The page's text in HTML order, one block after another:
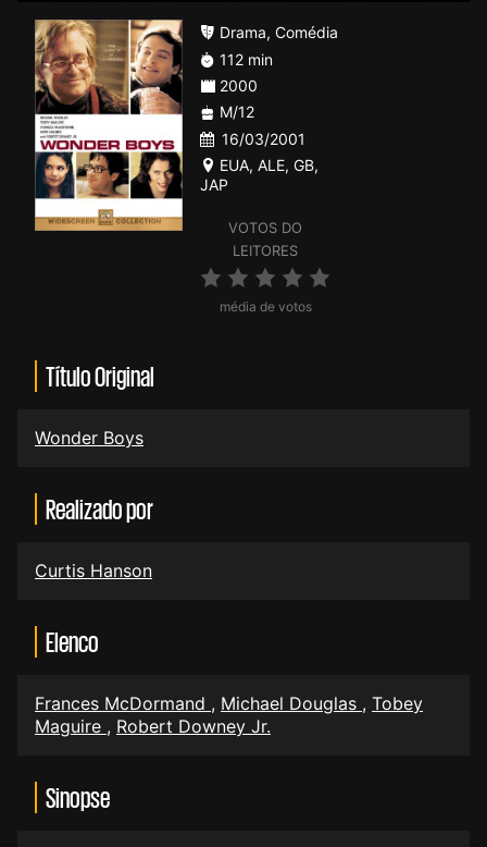
VOTOS DO
LEITORES
média de votos
Drama, Comédia
112 min
2000
M/12
16/03/2001
EUA, ALE, GB,
JAP
Título Original
Wonder Boys
Realizado por
Curtis Hanson
Elenco
Frances McDormand , Michael Douglas , Tobey
Maguire , Robert Downey Jr.
Sinopse